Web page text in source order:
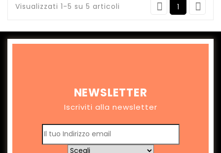
Visualizzati 1-5 su 5 articoli  1 
NEWSLETTER
Iscriviti alla newsletter